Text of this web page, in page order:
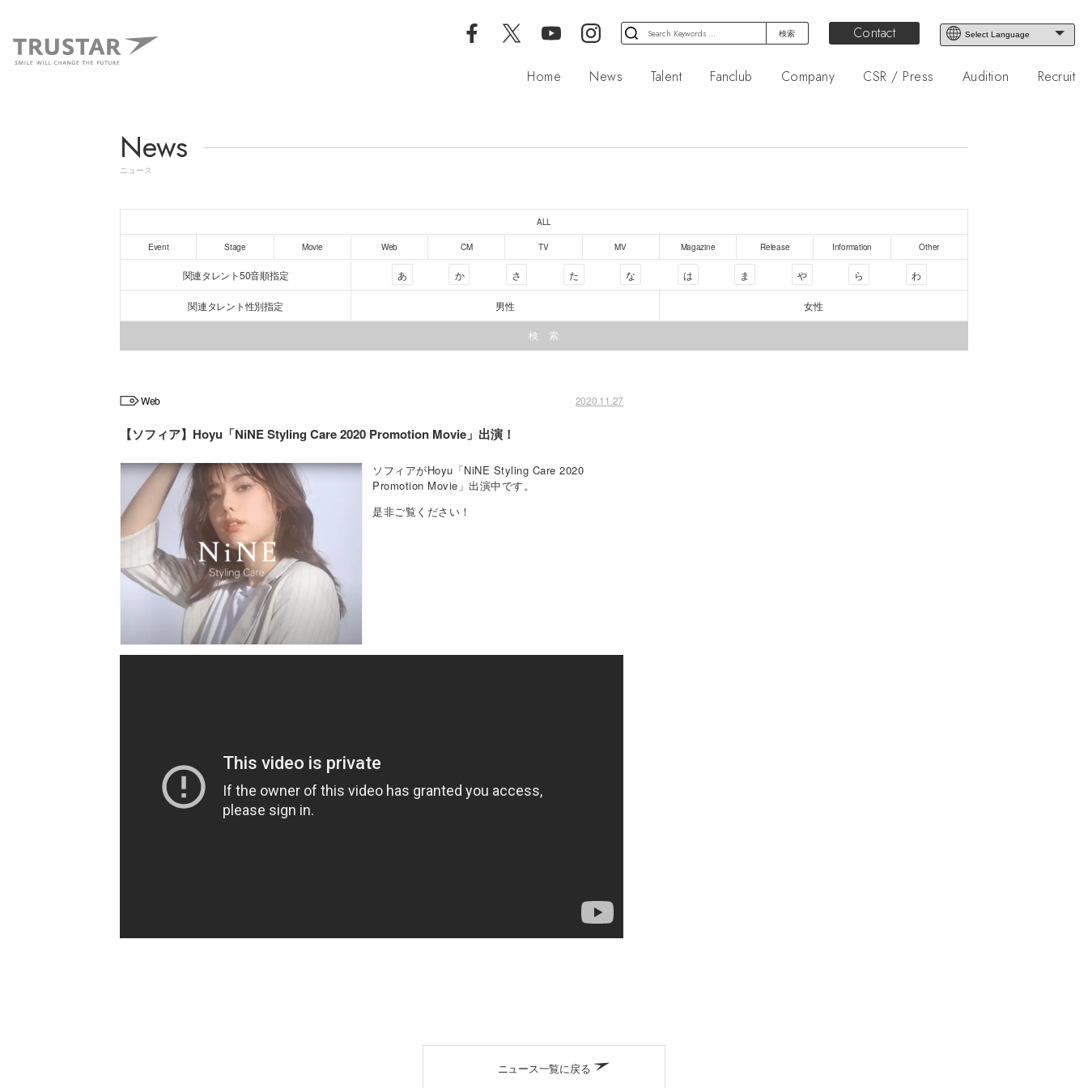
検
索
象:
Contact
Home News Talent Fanclub Company CSR / Press Audition Recruit
News
ニュース
ALL
Event Stage Movie Web CM TV MV Magazine Release Information Other
関連タレント50音順指定 あ か さ た な は ま や ら わ
関連タレント性別指定 男性 女性
Web 2020.11.27
【ソフィア】Hoyu「NiNE Styling Care 2020 Promotion Movie」出演！
ソフィアがHoyu「NiNE Styling Care 2020
Promotion Movie」出演中です。
是非ご覧ください！
ニュース一覧に戻る